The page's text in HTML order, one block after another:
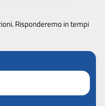
Risponderemo in tempi